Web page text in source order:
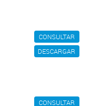
CONSULTAR
DESCARGAR
CONSULTAR